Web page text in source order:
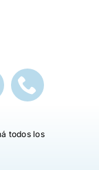
todos los